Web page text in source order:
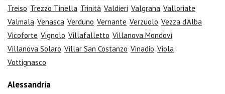
Treiso Trezzo Tinella Trinità Valdieri Valgrana Valloriate
Valmala Venasca Verduno Vernante Verzuolo Vezza d'Alba
Vicoforte Vignolo Villafalletto Villanova Mondovì
Villanova Solaro Villar San Costanzo Vinadio Viola
Vottignasco
Alessandria